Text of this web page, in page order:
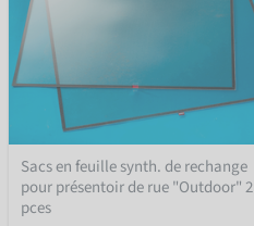
Sacs en feuille synth. de rechange
pour présentoir de rue "Outdoor" 2
pces